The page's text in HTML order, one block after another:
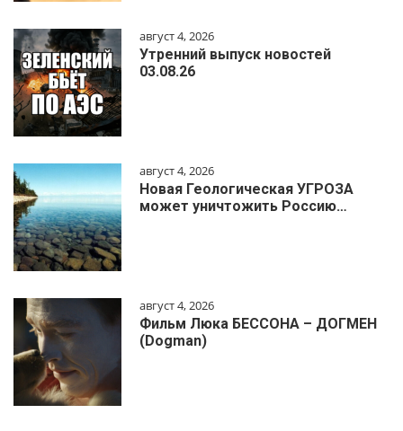
август 4, 2026
Утренний выпуск новостей
03.08.26
август 4, 2026
Новая Геологическая УГРОЗА
может уничтожить Россию…
август 4, 2026
Фильм Люка БЕССОНА – ДОГМЕН
(Dogman)